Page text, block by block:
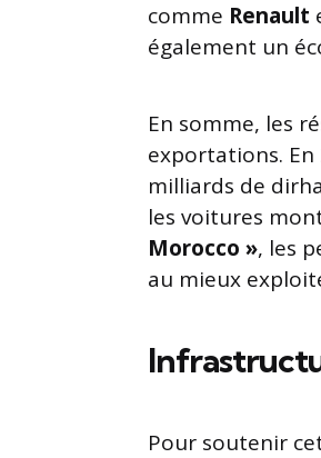
comme Renault
également un
En somme, les
exportations.
milliards de
les voitures
Morocco », les
au mieux
Pour soutenir